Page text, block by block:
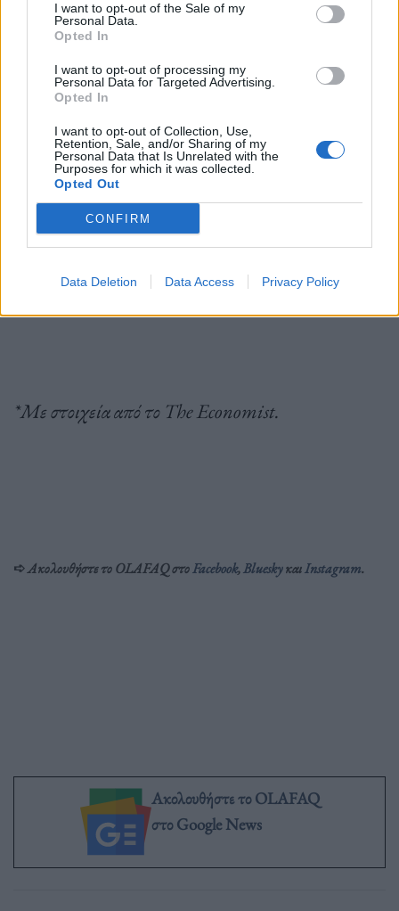
I want to opt-out of the Sale of my
Personal Data.
Opted In
I want to opt-out of processing my
Personal Data for Targeted Advertising.
Opted In
I want to opt-out of Collection, Use,
Retention, Sale, and/or Sharing of my
Personal Data that Is Unrelated with the
Purposes for which it was collected.
Opted Out
CONFIRM
Data Deletion Data Access Privacy Policy
ευνοήσει τις τοπικές εταιρείες. Άλλοι υποψιάζονται
ότι η ΕΕ προσποιείται μόνο ότι υιοθετεί μια
φιλοαναπτυξιακή ατζέντα. Η νέα Επιτροπή μπορεί
να είναι πιο φιλική προς τους αμερικανικούς
τεχνολογικούς κολοσσούς, όλα αυτά όμως πρέπει να
φανούν σύντομα στην πράξη. Οι διευθύνοντες
σύμβουλοι δεν πανηγυρίζουν σε καμία περίπτωση
και κρατούν μικρό καλάθι ακόμη και
δασμούς».
*Με στοιχεία από το The Economist.
➪Ακολουθήστε το OLAFAQ στοFacebook,BlueskyκαιInstagram.
Ακολουθήστε το OLAFAQ
στο Google News